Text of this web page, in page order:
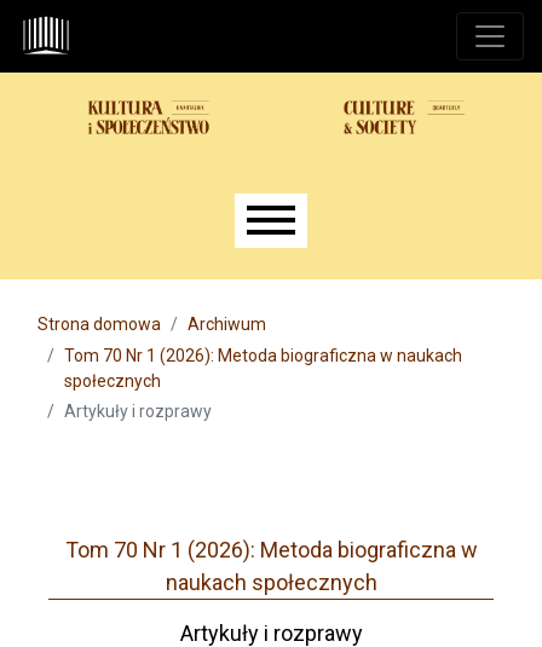
Przejdź do głównego menu
Przejdź do sekcji głównej
Przejdź do stopki
Main menu
Strona domowa
Archiwum
Tom 70 Nr 1 (2026): Metoda biograficzna w naukach
społecznych
Artykuły i rozprawy
Tom 70 Nr 1 (2026): Metoda biograficzna w
naukach społecznych
Artykuły i rozprawy